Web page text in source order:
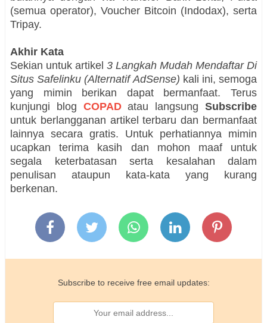
(semua operator), Voucher Bitcoin (Indodax), serta
Tripay.
Akhir Kata
Sekian untuk artikel 3 Langkah Mudah Mendaftar Di
Situs Safelinku (Alternatif AdSense) kali ini, semoga
yang mimin berikan dapat bermanfaat. Terus
kunjungi blog COPADatau langsungSubscribe
untuk berlangganan artikel terbaru dan bermanfaat
lainnya secara gratis. Untuk perhatiannya mimin
ucapkan terima kasih dan mohon maaf untuk
segala keterbatasan serta kesalahan dalam
penulisan ataupun kata-kata yang kurang
berkenan.
Subscribe to receive free email updates: